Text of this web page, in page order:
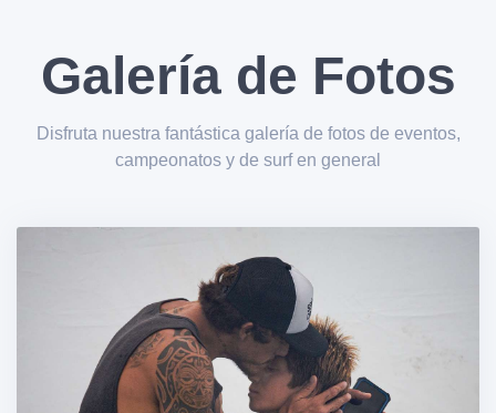
Galería de Fotos
Disfruta nuestra fantástica galería de fotos de eventos,
campeonatos y de surf en general